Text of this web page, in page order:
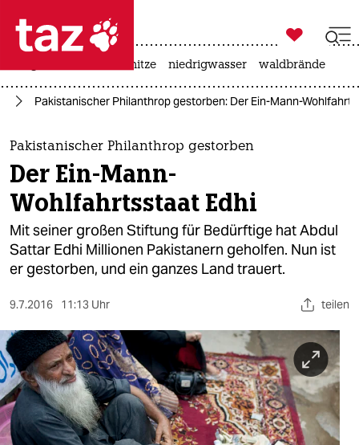
 taz zahl ich
taz zahl ich
themen
politik
öko
gesellschaft
sport
berlin
nord
wahrheit

taz zahl ich
hitze niedrigwasser waldbrände
Pakistanischer Philanthrop gestorben: Der Ein-Mann-
Pakistanischer Philanthrop gestorben
Der Ein-Mann-
Wohlfahrtsstaat Edhi
Mit seiner großen Stiftung für Bedürftige hat Abdul
Sattar Edhi Millionen Pakistanern geholfen. Nun ist
er gestorben, und ein ganzes Land trauert.
9.7.2016 11:13 Uhr teilen